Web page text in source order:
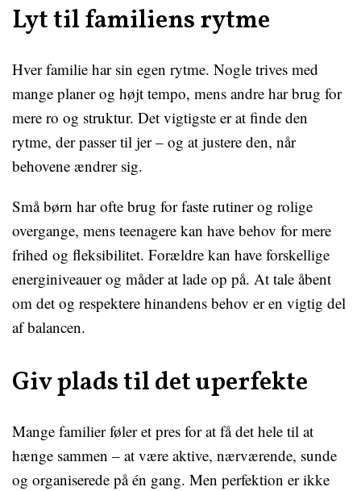
Lyt til familiens rytme
Hver familie har sin egen rytme. Nogle trives med
mange planer og højt tempo, mens andre har brug for
mere ro og struktur. Det vigtigste er at finde den
rytme, der passer til jer – og at justere den, når
behovene ændrer sig.
Små børn har ofte brug for faste rutiner og rolige
overgange, mens teenagere kan have behov for mere
frihed og fleksibilitet. Forældre kan have forskellige
energiniveauer og måder at lade op på. At tale åbent
om det og respektere hinandens behov er en vigtig del
af balancen.
Giv plads til det uperfekte
Mange familier føler et pres for at få det hele til at
hænge sammen – at være aktive, nærværende, sunde
og organiserede på én gang. Men perfektion er ikke